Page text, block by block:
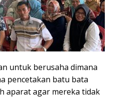
untuk berusaha dimana
pencetakan batu bata
aparat agar mereka tidak